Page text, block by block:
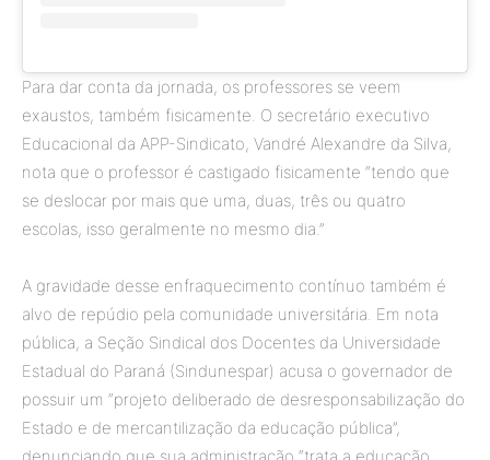
Para dar conta da jornada, os professores se veem
exaustos, também fisicamente. O secretário executivo
Educacional da APP-Sindicato, Vandré Alexandre da Silva,
nota que o professor é castigado fisicamente “tendo que
se deslocar por mais que uma, duas, três ou quatro
escolas, isso geralmente no mesmo dia.”
A gravidade desse enfraquecimento contínuo também é
alvo de repúdio pela comunidade universitária. Em nota
pública, a Seção Sindical dos Docentes da Universidade
Estadual do Paraná (Sindunespar) acusa o governador de
possuir um “projeto deliberado de desresponsabilização do
Estado e de mercantilização da educação pública”,
denunciando que sua administração “trata a educação